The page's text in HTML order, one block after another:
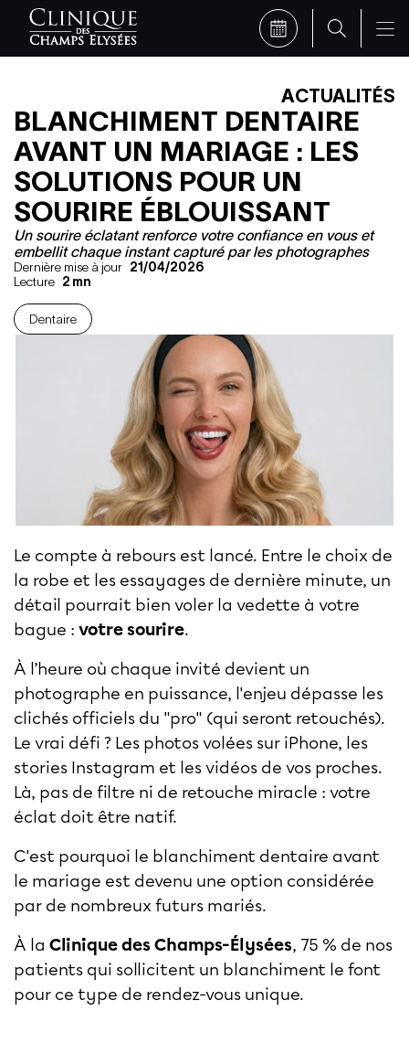
ACTUALITÉS
BLANCHIMENT DENTAIRE
AVANT UN MARIAGE : LES
SOLUTIONS POUR UN
SOURIRE ÉBLOUISSANT
Un sourire éclatant renforce votre confiance en vous et
embellit chaque instant capturé par les photographes
Dernière mise à jour 21/04/2026
Lecture 2 mn
Dentaire
Le compte à rebours est lancé. Entre le choix de
la robe et les essayages de dernière minute, un
détail pourrait bien voler la vedette à votre
bague : votre sourire.
À l’heure où chaque invité devient un
photographe en puissance, l'enjeu dépasse les
clichés officiels du "pro" (qui seront retouchés).
Le vrai défi ? Les photos volées sur iPhone, les
stories Instagram et les vidéos de vos proches.
Là, pas de filtre ni de retouche miracle : votre
éclat doit être natif.
C'est pourquoi le blanchiment dentaire avant
le mariage est devenu une option considérée
par de nombreux futurs mariés.
À la Clinique des Champs-Élysées, 75 % de nos
patients qui sollicitent un blanchiment le font
pour ce type de rendez-vous unique.